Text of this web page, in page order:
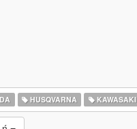
HUSQVARNA KAWASAKI